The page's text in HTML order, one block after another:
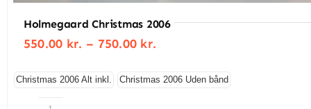
Holmegaard Christmas 2006
550.00 kr. – 750.00 kr.
750.00 kr.
Christmas 2006 Alt inkl. Christmas 2006 Uden bånd